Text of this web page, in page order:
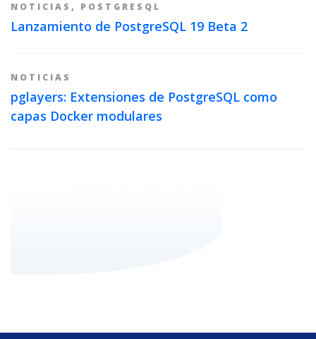
NOTICIAS , POSTGRESQL
Lanzamiento de PostgreSQL 19 Beta 2
NOTICIAS
pglayers: Extensiones de PostgreSQL como
capas Docker modulares